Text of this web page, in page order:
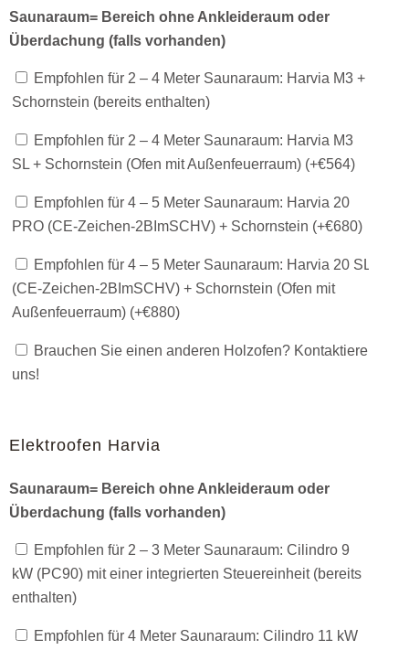
Saunaraum= Bereich ohne Ankleideraum oder
Überdachung (falls vorhanden)
Empfohlen für 2 – 4 Meter Saunaraum: Harvia M3 +
Schornstein (bereits enthalten)
Empfohlen für 2 – 4 Meter Saunaraum: Harvia M3
SL + Schornstein (Ofen mit Außenfeuerraum) (+€564)
Empfohlen für 4 – 5 Meter Saunaraum: Harvia 20
PRO (CE-Zeichen-2BImSCHV) + Schornstein (+€680)
Empfohlen für 4 – 5 Meter Saunaraum: Harvia 20 SL
(CE-Zeichen-2BImSCHV) + Schornstein (Ofen mit
Außenfeuerraum) (+€880)
Brauchen Sie einen anderen Holzofen? Kontaktiere
uns!
Elektroofen Harvia
Saunaraum= Bereich ohne Ankleideraum oder
Überdachung (falls vorhanden)
Empfohlen für 2 – 3 Meter Saunaraum: Cilindro 9
kW (PC90) mit einer integrierten Steuereinheit (bereits
enthalten)
Empfohlen für 4 Meter Saunaraum: Cilindro 11 kW